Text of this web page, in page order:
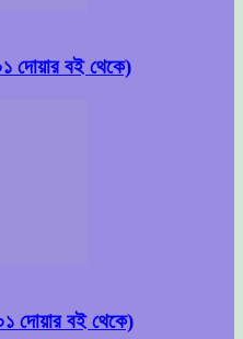
দোয়ার বই থেকে)
দোয়ার বই থেকে)